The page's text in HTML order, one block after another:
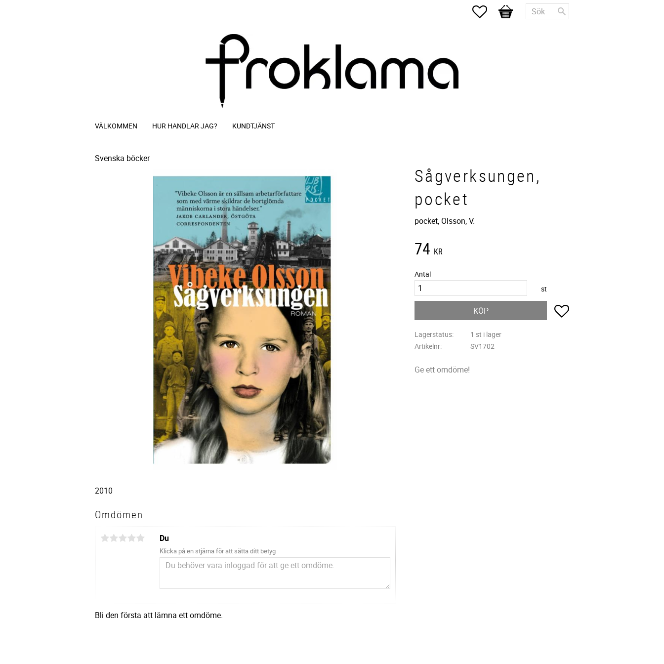
Favoriter
Kundvagn
VÄLKOMMEN HUR HANDLAR JAG? KUNDTJÄNST
Svenska böcker
Sågverksungen,
pocket
pocket, Olsson, V.
74 KR
Antal
st
KÖP Lägg till i favoriter
Lagerstatus
1 st i lager
Artikelnr
SV1702
Ge ett omdöme!
2010
Omdömen
Du
Klicka på en stjärna för att sätta ditt betyg
Bli den första att lämna ett omdöme.